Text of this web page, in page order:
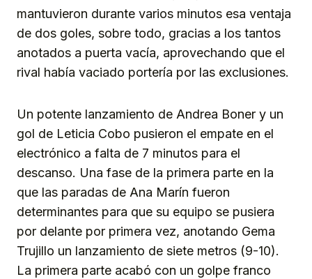
mantuvieron durante varios minutos esa ventaja
de dos goles, sobre todo, gracias a los tantos
anotados a puerta vacía, aprovechando que el
rival había vaciado portería por las exclusiones.
Un potente lanzamiento de Andrea Boner y un
gol de Leticia Cobo pusieron el empate en el
electrónico a falta de 7 minutos para el
descanso. Una fase de la primera parte en la
que las paradas de Ana Marín fueron
determinantes para que su equipo se pusiera
por delante por primera vez, anotando Gema
Trujillo un lanzamiento de siete metros (9-10).
La primera parte acabó con un golpe franco